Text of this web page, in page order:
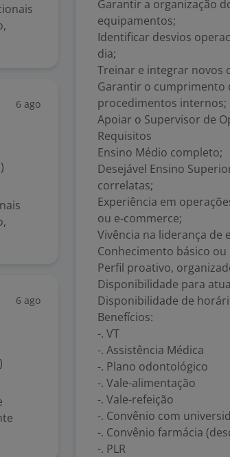
6 ago
6 ago
Garantir a organização
equipamentos;
Identificar desvios
dia;
Treinar e integrar novos
Garantir o cumprimento
procedimentos internos;
Apoiar o Supervisor de
Requisitos
Ensino Médio completo;
Desejável Ensino
correlatas;
Experiência em
ou e-commerce;
Vivência na liderança de
Conhecimento básico
Perfil proativo,
Disponibilidade para
Disponibilidade de
Benefícios:
-. VT
-. Assistência Médica
-. Plano odontológico
-. Vale-alimentação
-. Vale-refeição
-. Convênio com
-. Convênio farmácia
-. PLR